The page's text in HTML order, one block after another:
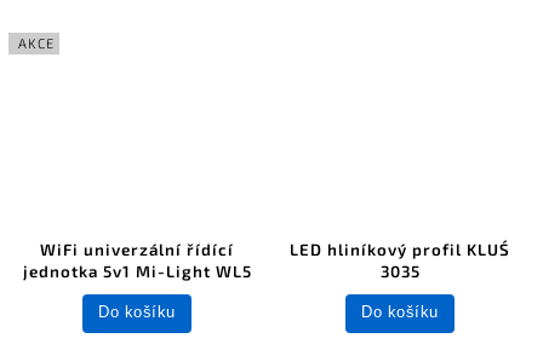
AKCE
WiFi univerzální řídící
jednotka 5v1 Mi-Light WL5
Do košíku
LED hliníkový profil KLUŚ
3035
Do košíku